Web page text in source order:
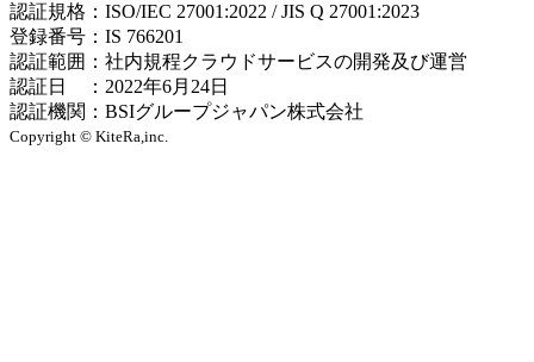
認証規格：ISO/IEC 27001:2022 / JIS Q 27001:2023
登録番号：IS 766201
認証範囲：社内規程クラウドサービスの開発及び運営
認証日 ：2022年6月24日
認証機関：BSIグループジャパン株式会社
Copyright © KiteRa,inc.